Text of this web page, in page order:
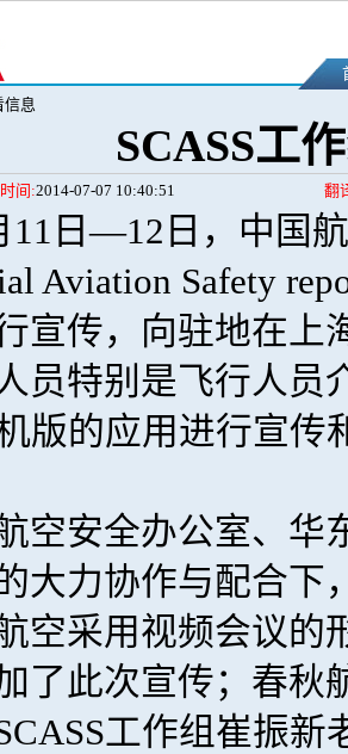
信息
SCASS工
间:2014-07-07 10:40:51 翻
11日—12日，中国
Aviation Safety
宣传，向驻地在上
员特别是飞行人员
版的应用进行宣传
空安全办公室、华
大力协作与配合下
空采用视频会议的
了此次宣传；春秋
工作组崔振